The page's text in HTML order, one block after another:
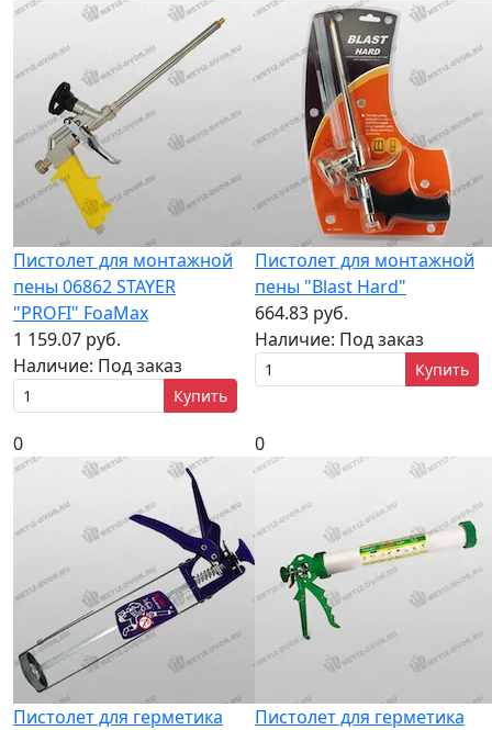
Пистолет для монтажной
пены 06862 STAYER
"PROFI" FoaMax
1 159.07 руб.
Наличие: Под заказ
Купить
Пистолет для монтажной
пены "Blast Hard"
664.83 руб.
Наличие: Под заказ
Купить
0
Пистолет для герметика
0
Пистолет для герметика